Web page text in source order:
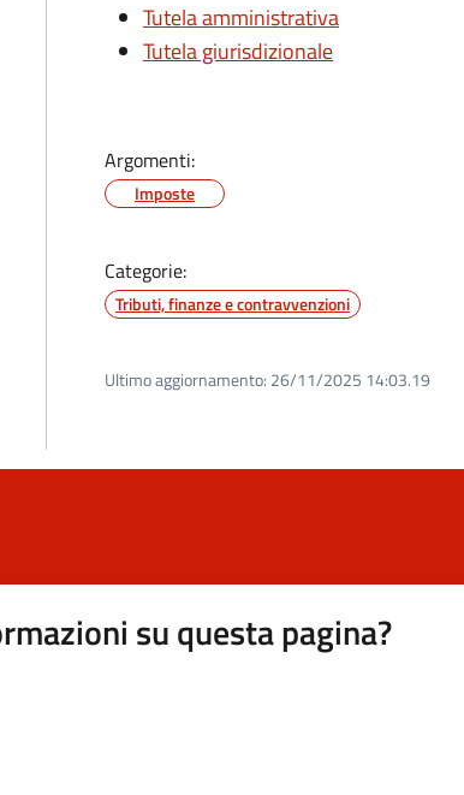
Tutela amministrativa
Tutela giurisdizionale
Argomenti:
Imposte
Categorie:
Tributi, finanze e contravvenzioni
Ultimo aggiornamento: 26/11/2025 14:03.19
su questa pagina?